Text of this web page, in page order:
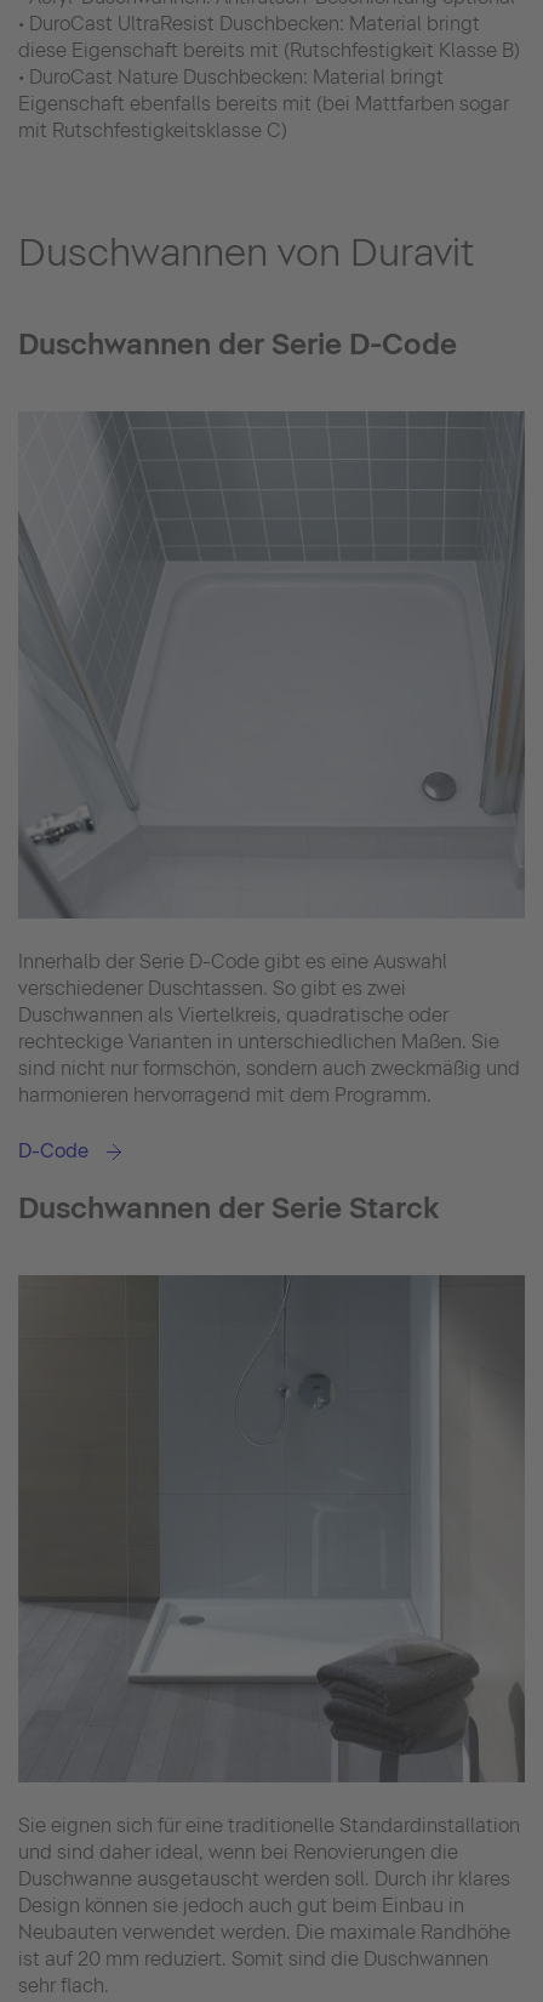
• DuroCast UltraResist Duschbecken: Material bringt
diese Eigenschaft bereits mit (Rutschfestigkeit Klasse B)
• DuroCast Nature Duschbecken: Material bringt
Eigenschaft ebenfalls bereits mit (bei Mattfarben sogar
mit Rutschfestigkeitsklasse C)
Duschwannen von Duravit
Duschwannen der Serie D-Code
Innerhalb der Serie D-Code gibt es eine Auswahl
verschiedener Duschtassen. So gibt es zwei
Duschwannen als Viertelkreis, quadratische oder
rechteckige Varianten in unterschiedlichen Maßen. Sie
sind nicht nur formschön, sondern auch zweckmäßig und
harmonieren hervorragend mit dem Programm.
D-Code
Duschwannen der Serie Starck
Sie eignen sich für eine traditionelle Standardinstallation
und sind daher ideal, wenn bei Renovierungen die
Duschwanne ausgetauscht werden soll. Durch ihr klares
Design können sie jedoch auch gut beim Einbau in
Neubauten verwendet werden. Die maximale Randhöhe
ist auf 20 mm reduziert. Somit sind die Duschwannen
sehr flach.